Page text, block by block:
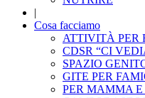
|
Cosa facciamo
ATTIVITÀ PER
CDSR “CI
SPAZIO
GITE PER
PER MAMMA E